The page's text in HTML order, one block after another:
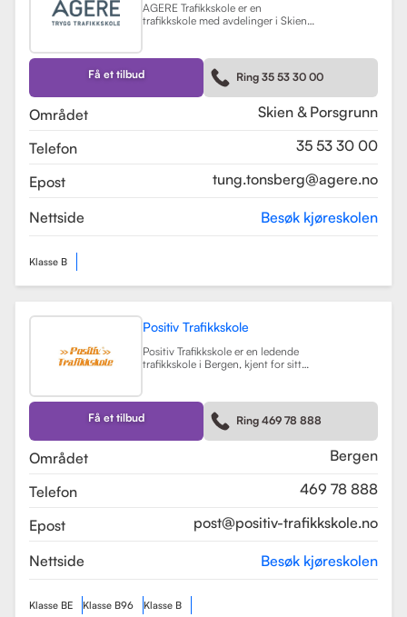
AGERE Trafikkskole er en
trafikkskole med avdelinger i Skien
førerkortklasser, fra moped til buss
og lastebil. Skolen har som mål å gi
elevene de nødvendige ferdighetene
og holdningene for å bli trygge og
kompetente sjåfører, med et fokus
på nullvisjonen om ingen drepte
god kvalitet på opplæringen.
AGERE Trafikkskole tilbyr også ulike
teorikurs og spesialiserte moduler
Les mer
Få et tilbud Ring 35 53 30 00
Området
Skien & Porsgrunn
Telefon
35 53 30 00
Epost
tung.tonsberg@agere.no
Nettside Besøk kjøreskolen
Klasse B
Positiv Trafikkskole
Positiv Trafikkskole er en ledende
trafikkskole i Bergen, kjent for sitt
føreropplæring for både bil,
tilhenger og moped, og har
spesialiserte kurs som trafikalt
grunnkurs og mørkekjøring. Les mer
Få et tilbud Ring 469 78 888
Området
Bergen
Telefon
469 78 888
Epost
post@positiv-trafikkskole.no
Nettside Besøk kjøreskolen
Klasse BE Klasse B96 Klasse B